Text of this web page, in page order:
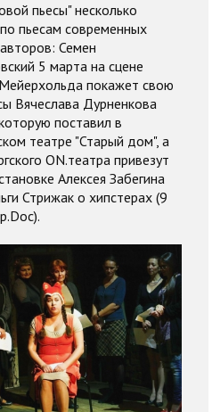
пьесы" несколько
пьесам современных
Семен
5 марта на сцене
покажет свою
Вячеслава Дурненкова
поставил в
театре "Старый дом", а
ON.театра привезут
Алексея Забегина
Стрижак о хипстерах (9